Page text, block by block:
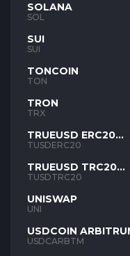
SOLANA
SOL
SUI
SUI
TONCOIN
TON
TRON
TRX
TRUEUSD ERC20
TUSD
TUSDERC20
TRUEUSD TRC20
TUSD
TUSDTRC20
UNISWAP
UNI
USDCOIN
USDCARBTM